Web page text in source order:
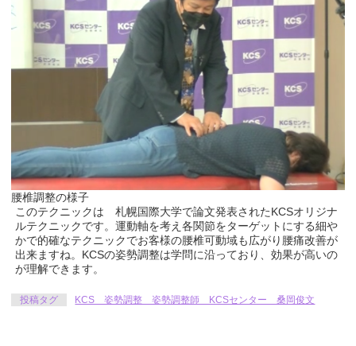
腰椎調整の様子
このテクニックは 札幌国際大学で論文発表されたKCSオリジナ
ルテクニックです。運動軸を考え各関節をターゲットにする細や
かで的確なテクニックでお客様の腰椎可動域も広がり腰痛改善が
出来ますね。KCSの姿勢調整は学問に沿っており、効果が高いの
が理解できます。
投稿タグ KCS 姿勢調整 姿勢調整師 KCSセンター 桑岡俊文